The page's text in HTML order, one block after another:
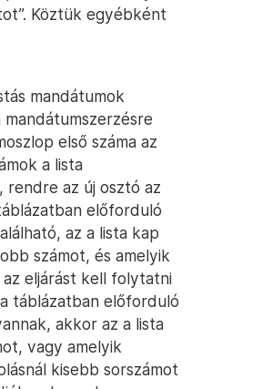
Köztük egyébként
mandátumok
első száma az
a lista
rendre az új osztó az
előforduló
az a lista kap
számot, és amelyik
az eljárást kell folytatni
táblázatban előforduló
akkor az a lista
vagy amelyik
kisebb sorszámot